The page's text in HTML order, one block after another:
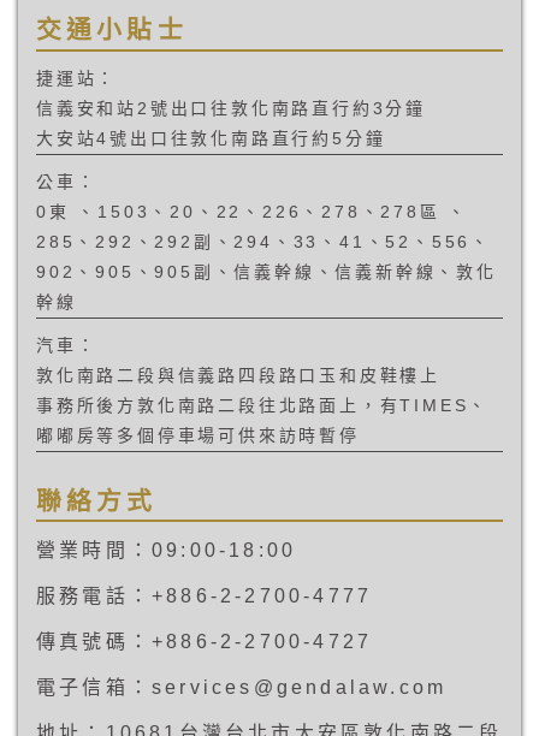
交通小貼士
捷運站：
信義安和站2號出口往敦化南路直行約3分鐘
大安站4號出口往敦化南路直行約5分鐘
公車：
0東 、1503、20、22、226、278、278區 、
285、292、292副、294、33、41、52、556、
902、905、905副、信義幹線、信義新幹線、敦化
幹線
汽車：
敦化南路二段與信義路四段路口玉和皮鞋樓上
事務所後方敦化南路二段往北路面上，有TIMES、
嘟嘟房等多個停車場可供來訪時暫停
聯絡方式
營業時間：09:00-18:00
服務電話：+886-2-2700-4777
傳真號碼：+886-2-2700-4727
電子信箱：services@gendalaw.com